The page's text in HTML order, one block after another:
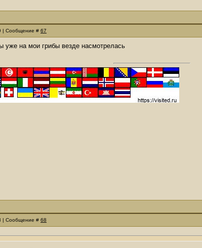
| Сообщение # 67
уже на мои грибы везде насмотрелась
| Сообщение # 68